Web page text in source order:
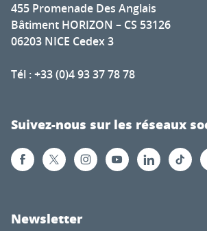
455 Promenade Des Anglais
Bâtiment HORIZON – CS 53126
06203 NICE Cedex 3
Tél : +33 (0)4 93 37 78 78
Suivez-nous sur les réseaux
Newsletter